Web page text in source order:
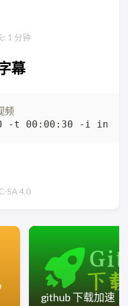
: 1 分钟
幕
频
-t 00:00:30 -i
SA 4.0
github 下载加速